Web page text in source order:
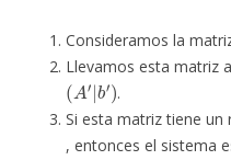
Consideramos la
Llevamos esta matriz
(A′|b′)
.
Si esta matriz tiene un
, entonces el sistema